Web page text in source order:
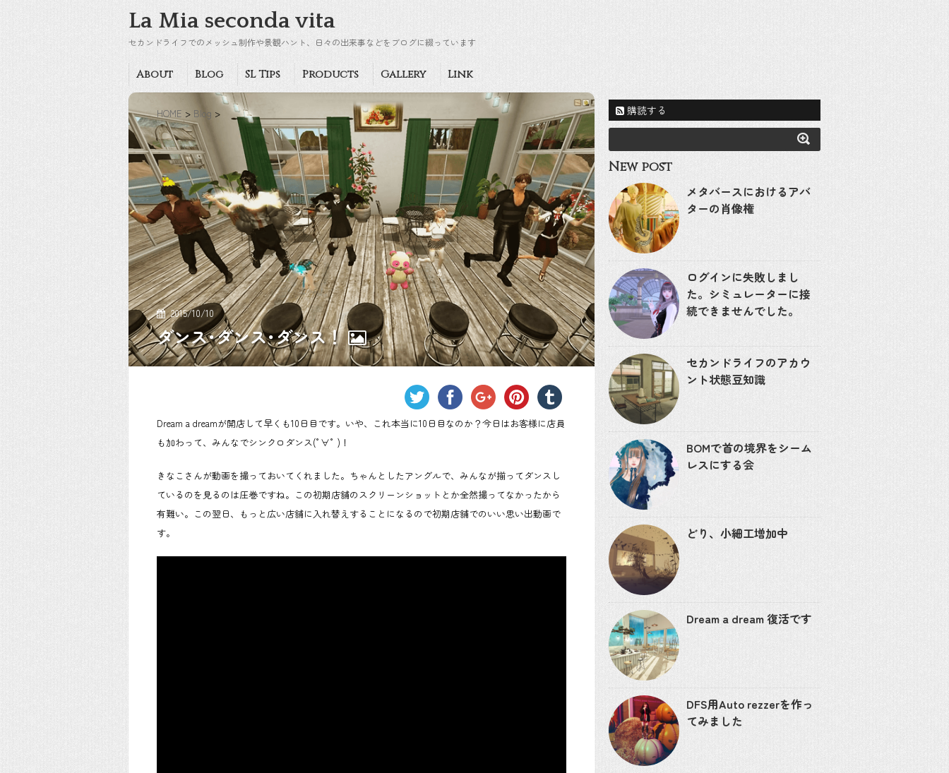
La Mia seconda vita
セカンドライフでのメッシュ制作や景観ハント、日々の出来事などをブログに綴っています
About Blog SL Tips Products Gallery Link
HOME > Blog >
2015/10/10
ダンス･ダンス･ダンス！
Dream a dreamが開店して早くも10日目です。いや、これ本当に10日目なのか？今日はお客様に店員
も加わって、みんなでシンクロダンス(°∀° )！
きなこさんが動画を撮っておいてくれました。ちゃんとしたアングルで、みんなが揃ってダンスし
ているのを見るのは圧巻ですね。この初期店舗のスクリーンショットとか全然撮ってなかったから
有難い。この翌日、もっと広い店舗に入れ替えすることになるので初期店舗でのいい思い出動画で
す。
購読する
New post
メタバースにおけるアバ
ターの肖像権
ログインに失敗しまし
た。シミュレーターに接
続できませんでした。
セカンドライフのアカウ
ント状態豆知識
BOMで首の境界をシーム
レスにする会
どり、小細工増加中
Dream a dream 復活です
DFS用Auto rezzerを作っ
てみました